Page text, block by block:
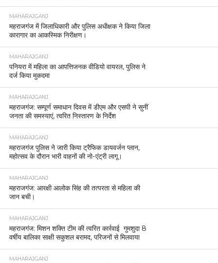
MAHARAJGANJ
महराजगंज में जिलाधिकारी और पुलिस अधीक्षक ने किया जिला
कारागार का आकस्मिक निरीक्षण।
MAHARAJGANJ
पनियरा में महिला का आपत्तिजनक वीडियो वायरल, पुलिस ने
दर्ज किया मुकदमा
MAHARAJGANJ
महराजगंज: सम्पूर्ण समाधान दिवस में डीएम और एसपी ने सुनीं
जनता की समस्याएं, त्वरित निस्तारण के निर्देश
MAHARAJGANJ
महराजगंज पुलिस ने जारी किया ट्रैफिक डायवर्जन प्लान,
महोत्सव के दौरान भारी वाहनों की नो-एंट्री लागू।
MAHARAJGANJ
महराजगंज: आरक्षी आलोक सिंह की तत्परता से महिला की
जान बची।
MAHARAJGANJ
महराजगंज: मिशन शक्ति टीम की त्वरित कार्रवाई गुमशुदा 8
वर्षीय बालिका साक्षी सकुशल बरामद, परिजनों से मिलवाया
MAHARAJGANJ